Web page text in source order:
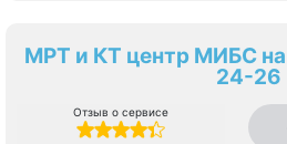
МРТ и КТ центр МИБС на
24-26
Отзыв о сервисе